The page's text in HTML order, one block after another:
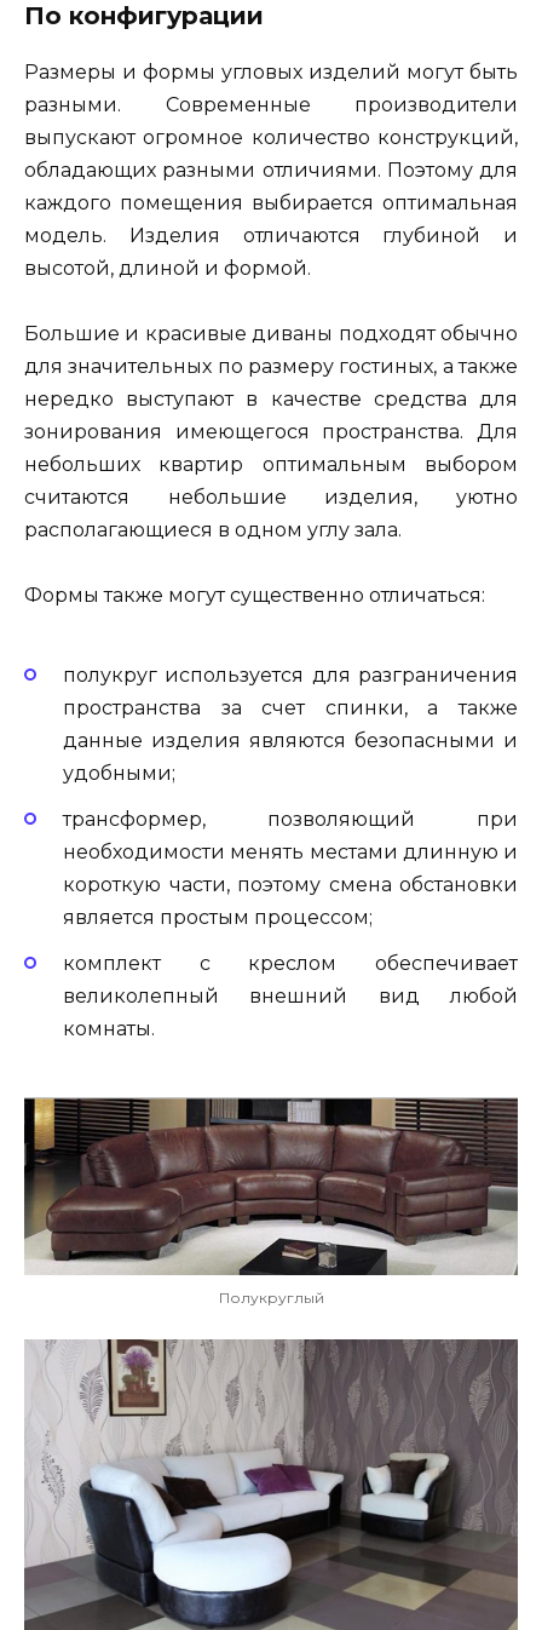
По конфигурации
Размеры и формы угловых изделий могут быть
разными. Современные производители
выпускают огромное количество конструкций,
обладающих разными отличиями. Поэтому для
каждого помещения выбирается оптимальная
модель. Изделия отличаются глубиной и
высотой, длиной и формой.
Большие и красивые диваны подходят обычно
для значительных по размеру гостиных, а также
нередко выступают в качестве средства для
зонирования имеющегося пространства. Для
небольших квартир оптимальным выбором
считаются небольшие изделия, уютно
располагающиеся в одном углу зала.
Формы также могут существенно отличаться:
полукруг используется для разграничения
пространства за счет спинки, а также
данные изделия являются безопасными и
удобными;
трансформер, позволяющий при
необходимости менять местами длинную и
короткую части, поэтому смена обстановки
является простым процессом;
комплект с креслом обеспечивает
великолепный внешний вид любой
комнаты.
Полукруглый